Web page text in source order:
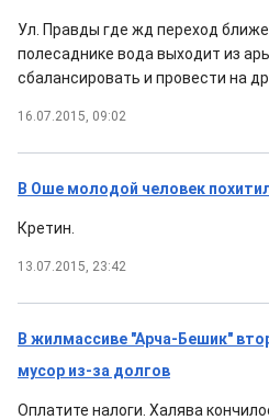
Ул. Правды где жд переход
полесаднике вода выходит из
сбалансировать и провести на
16.07.2015, 09:02
В Оше молодой человек
Кретин.
13.07.2015, 23:42
В жилмассиве "Арча-Бешик"
мусор из-за долгов
Оплатите налоги. Халява